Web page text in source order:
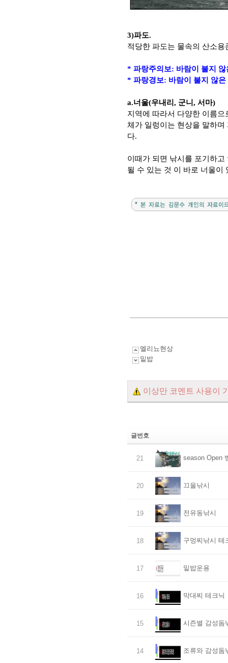
3)파도.
적당한 파도는 물속의 산소
* 파랑주의보: 바람이 불지 않
* 파랑경보: 바람이 불지 않은
a.너울(우내리, 군니, 서마)
지역에 따라서 다양한 이름
체가 일렁이는 현상을 말하
다.
이때가 되면 낚시를 포기하고
될 수 있는 것 이 바로 너울이
엘리뇨현상
밑밥
이상만 코멘트 사용이
글번호
21 season Open
20 끄을낚시
19 전유동낚시
18 구멍찌낚시 테
17 밑밥운용
16 막대찌 테크닉
15 시즌별 감성돔
14 조류와 감성돔